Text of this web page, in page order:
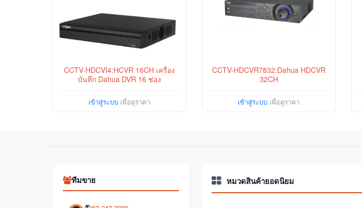
CCTV-HDCVI4:HCVR 16CH เครื่อง
บันทึก Dahua DVR 16 ช่อง
เข้าสู่ระบบเพื่อดูราคา
CCTV-HDCVR7832:Dahua HDCVR
32CH
เข้าสู่ระบบ เพื่อดูราคา
ทีมขาย หมวดสินค้ายอดนิยม